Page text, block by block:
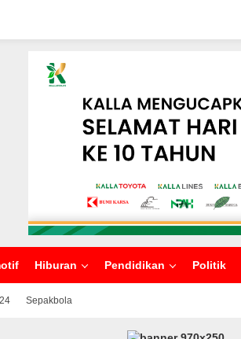
Hiburan Pendidikan Politik
Sepakbola